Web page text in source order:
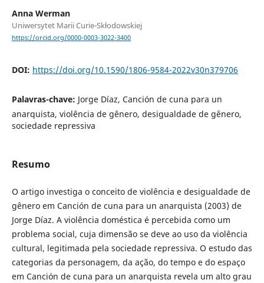
Anna Werman
Uniwersytet Marii Curie-Skłodowskiej
https://orcid.org/0000-0003-3022-3400
DOI: https://doi.org/10.1590/1806-9584-2022v30n379706
Palavras-chave: Jorge Díaz, Canción de cuna para un
anarquista, violência de gênero, desigualdade de gênero,
sociedade repressiva
Resumo
O artigo investiga o conceito de violência e desigualdade de
gênero em Canción de cuna para un anarquista (2003) de
Jorge Díaz. A violência doméstica é percebida como um
problema social, cuja dimensão se deve ao uso da violência
cultural, legitimada pela sociedade repressiva. O estudo das
categorias da personagem, da ação, do tempo e do espaço
em Canción de cuna para un anarquista revela um alto grau